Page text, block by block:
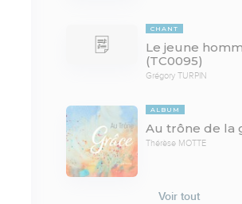
CHANT
Le jeune
(TC0095)
Grégory TURPIN
ALBUM
Au trône de la
Thérèse MOTTE
Voir tout